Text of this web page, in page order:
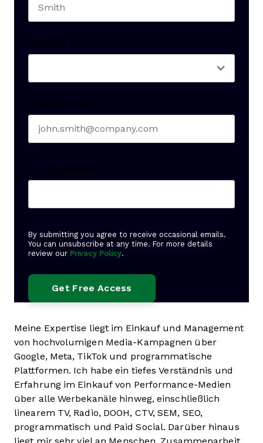
Seniority *
Business email *
Create Password *
By submitting you agree to receive occasional emails.
You can unsubscribe at any time. For more details
review our Privacy Policy.
Meine Expertise liegt im Einkauf und Management
von hochvolumigen Media-Kampagnen über
Google, Meta, TikTok und programmatische
Plattformen. Ich habe ein tiefes Verständnis und
Erfahrung im Einkauf von Performance-Medien
über alle Werbekanäle hinweg, einschließlich
linearem TV, Radio, DOOH, CTV, SEM, SEO,
programmatisch und Paid Social. Darüber hinaus
liegt mir sehr viel an Menschen, Zusammenarbeit,